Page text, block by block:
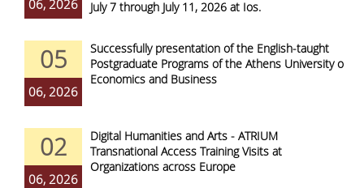
06, 2026
July 7 through July 11, 2026 at Ios.
05
06, 2026
Successfully presentation of the English-taught
Postgraduate Programs of the Athens University of
Economics and Business
02
06, 2026
Digital Humanities and Arts - ATRIUM
Transnational Access Training Visits at
Organizations across Europe